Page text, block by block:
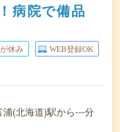
病院で備品
休み WEB登録OK
(北海道)駅から---分